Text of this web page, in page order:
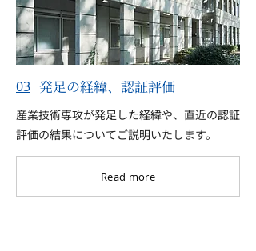
03 発足の経緯、認証評価
産業技術専攻が発足した経緯や、直近の認証
評価の結果についてご説明いたします。
Read more